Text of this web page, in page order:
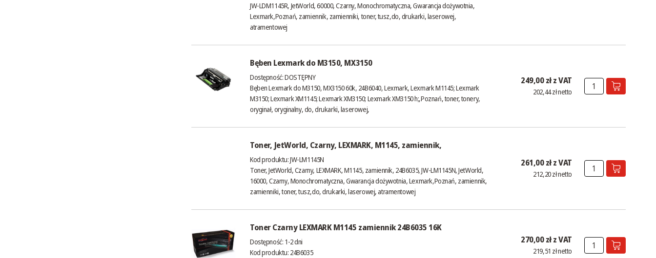
JW-LDM1145R, JetWorld, 60000, Czarny, Monochromatyczna, Gwarancja dożywotnia,
Lexmark,Poznań, zamiennik, zamienniki, toner, tusz,do, drukarki, laserowej,
atramentowej
Bęben Lexmark do M3150, MX3150
Dostępność:DOSTĘPNY
Bęben Lexmark do M3150, MX3150 60k, 24B6040, Lexmark, Lexmark M1145; Lexmark
M3150; Lexmark XM1145; Lexmark XM3150; Lexmark XM3150 h;,Poznań, toner, tonery,
oryginał, oryginalny, do, drukarki, laserowej,
249,00 zł z VAT
202,44 zł netto
Toner, JetWorld, Czarny, LEXMARK, M1145, zamiennik,
Kod produktu: JW-LM1145N
Toner, JetWorld, Czarny, LEXMARK, M1145, zamiennik, 24B6035, JW-LM1145N, JetWorld,
16000, Czarny, Monochromatyczna, Gwarancja dożywotnia, Lexmark,Poznań, zamiennik,
zamienniki, toner, tusz,do, drukarki, laserowej, atramentowej
261,00 zł z VAT
212,20 zł netto
Toner Czarny LEXMARK M1145 zamiennik 24B6035 16K
Dostępność: 1-2 dni
Kod produktu: 24B6035
270,00 zł z VAT
219,51 zł netto